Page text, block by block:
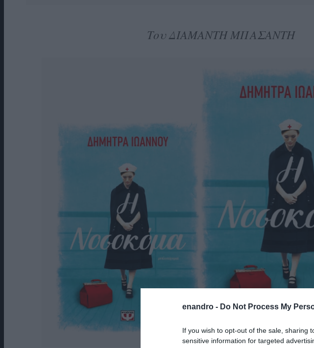
enandro - Do Not Process My
If you wish to opt-out of the sale, sharing
sensitive information for targeted
Του ΔΙΑΜΑΝΤΗ ΜΠΑΣΑΝΤΗ